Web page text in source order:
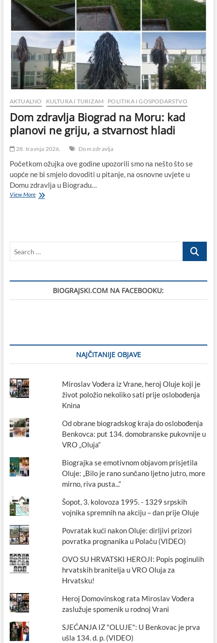
AKTUALNO KULTURA I TURIZAM POLITIKA I GOSPODARSTVO
Dom zdravlja Biograd na Moru: kad
planovi ne griju, a stvarnost hladi
28. travnja 2026. Dom zdravlja
Početkom ožujka ove godine upozorili smo na nešto što se
uopće ne bi smjelo dovoditi u pitanje, na osnovne uvjete u
Domu zdravlja u Biogradu…
View MoreDom
ne
stvarnost
Search
BIOGRAJSKI.COM NA FACEBOOKU:
NAJČITANIJE OBJAVE
Miroslav Vođera iz Vrane, heroj Oluje koji je
život položio nekoliko sati prije oslobođenja
Knina
Od obrane biogradskog kraja do oslobođenja
Benkovca: put 134. domobranske pukovnije u
VRO „Oluja“
Biograjka se emotivnom objavom prisjetila
Oluje: „Bilo je rano sunčano ljetno jutro, more
mirno, riva pusta...“
Šopot, 3. kolovoza 1995. - 1329 srpskih
vojnika spremnih na akciju – dan prije Oluje
Povratak kući nakon Oluje: dirljivi prizori
povratka prognanika u Polaču (VIDEO)
OVO SU HRVATSKI HEROJI: Popis poginulih
hrvatskih branitelja u VRO Oluja za
Hrvatsku!
Heroj Domovinskog rata Miroslav Vođera
zaslužuje spomenik u rodnoj Vrani
SJEĆANJA IZ "OLUJE": U Benkovac je prva
ušla 134. d. p. (VIDEO)